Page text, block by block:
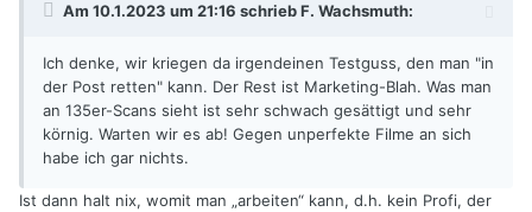
Am 10.1.2023 um 21:16 schriebF. Wachsmuth:
Ich denke, wir kriegen da irgendeinen Testguss, den man "in
der Post retten" kann. Der Rest ist Marketing-Blah. Was man
an 135er-Scans sieht ist sehr schwach gesättigt und sehr
körnig. Warten wir es ab! Gegen unperfekte Filme an sich
habe ich gar nichts.
Ist dann halt nix, womit man „arbeiten“ kann, d.h. kein Profi, der